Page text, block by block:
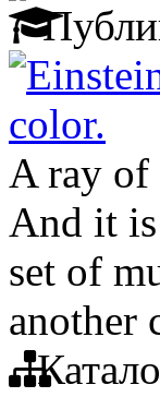
color.
A ray of
And it
set of
another